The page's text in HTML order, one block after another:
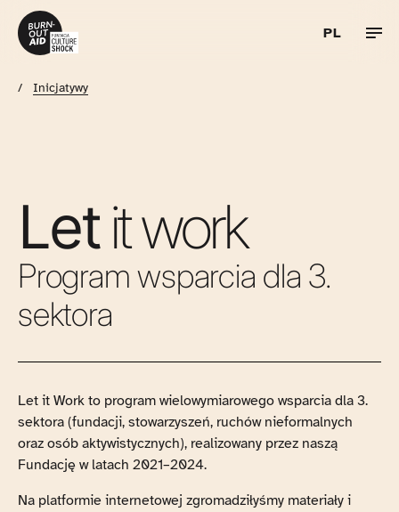
Przejdź do treści
PL
/ Inicjatywy
Letit work
Program wsparcia dla 3.
sektora
Let it Work to program wielowymiarowego wsparcia dla 3.
sektora (fundacji, stowarzyszeń, ruchów nieformalnych
oraz osób aktywistycznych), realizowany przez naszą
Fundację w latach 2021–2024.
Na platformie internetowej zgromadziłyśmy materiały i